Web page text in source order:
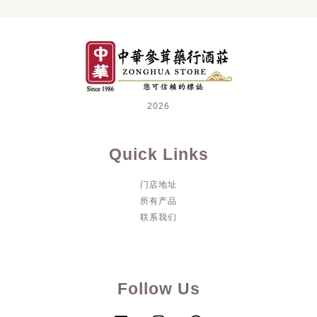
2026
Quick Links
门店地址
所有产品
联系我们
Follow Us